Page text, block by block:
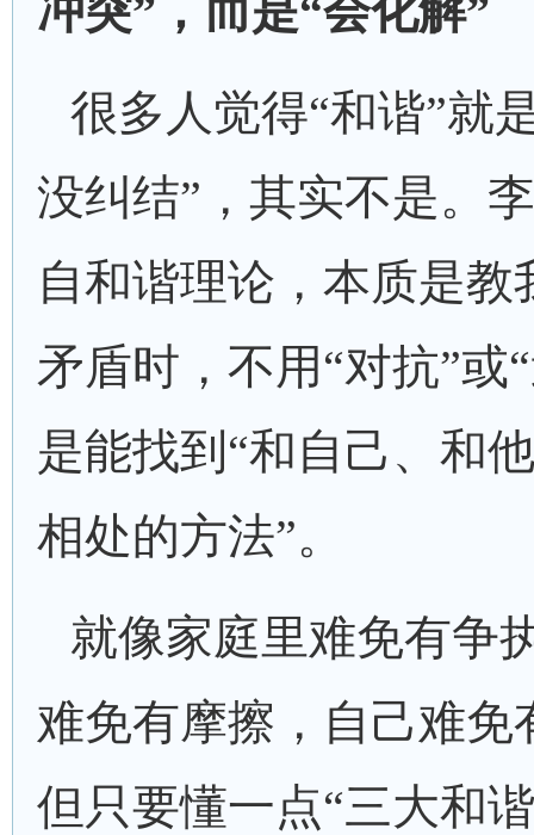
冲突”，而是“会化解”
很多人觉得“和谐”就
没纠结”，其实不是。
自和谐理论 ，本质是
矛盾时，不用 “对抗”或
是能找到“和自己、和
相处的方法”。
就像家庭里难免有争
难免有摩擦，自己难免
但只要懂一点“三大和